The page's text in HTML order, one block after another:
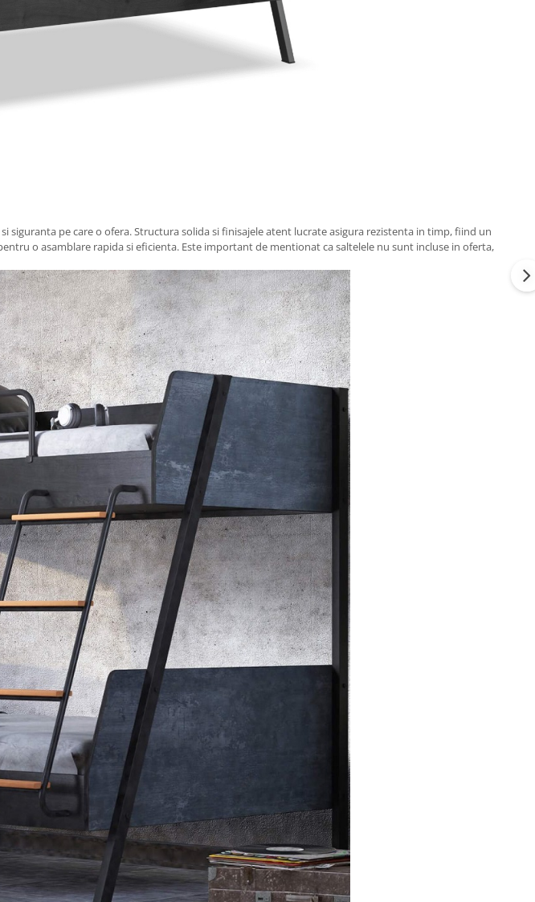
pe care o ofera. Structura solida si finisajele atent lucrate asigura rezistenta in timp, fiind un
o asamblare rapida si eficienta. Este important de mentionat ca saltelele nu sunt incluse in oferta,